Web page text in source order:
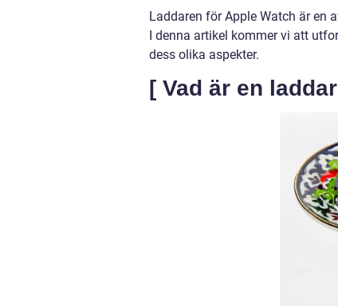
Laddaren för Apple Watch är en
I denna artikel kommer vi att
dess olika aspekter.
[ Vad är en